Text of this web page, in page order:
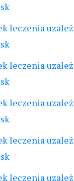
leczenia
leczenia
leczenia
leczenia
leczenia